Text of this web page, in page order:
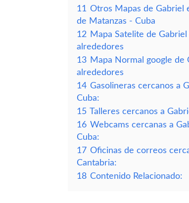
11 Otros Mapas de Gabriel
de Matanzas - Cuba
12 Mapa Satelite de Gabriel
alrededores
13 Mapa Normal google de
alrededores
14 Gasolineras cercanos a
Cuba:
15 Talleres cercanos a
16 Webcams cercanas a
Cuba:
17 Oficinas de correos
Cantabria:
18 Contenido Relacionado: